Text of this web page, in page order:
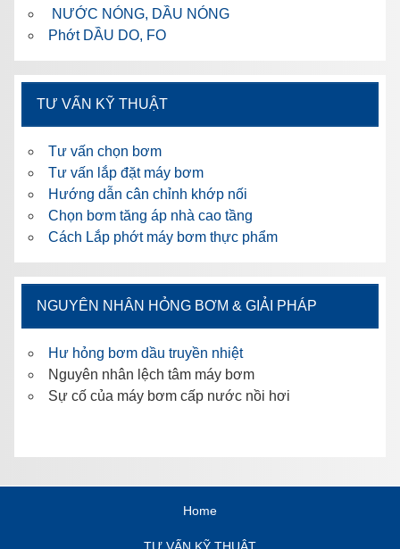
NƯỚC NÓNG, DẦU NÓNG
Phớt DẦU DO, FO
TƯ VẤN KỸ THUẬT
Tư vấn chọn bơm
Tư vấn lắp đặt máy bơm
Hướng dẫn cân chỉnh khớp nối
Chọn bơm tăng áp nhà cao tầng
Cách Lắp phớt máy bơm thực phẩm
NGUYÊN NHÂN HỎNG BƠM & GIẢI PHÁP
Hư hỏng bơm dầu truyền nhiệt
Nguyên nhân lệch tâm máy bơm
Sự cố của máy bơm cấp nước nồi hơi
Home